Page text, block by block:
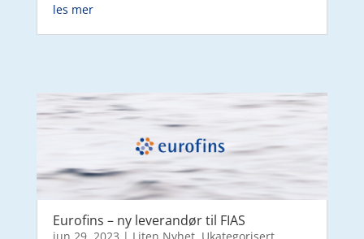
les mer
Eurofins – ny leverandør til FIAS